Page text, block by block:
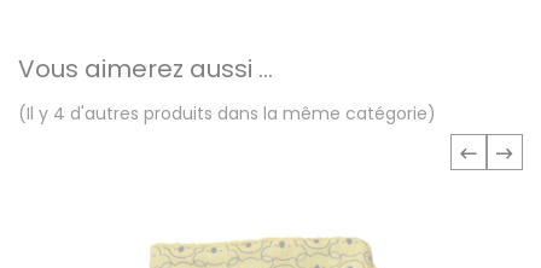
Vous aimerez aussi ...
(Il y 4 d'autres produits dans la même catégorie)